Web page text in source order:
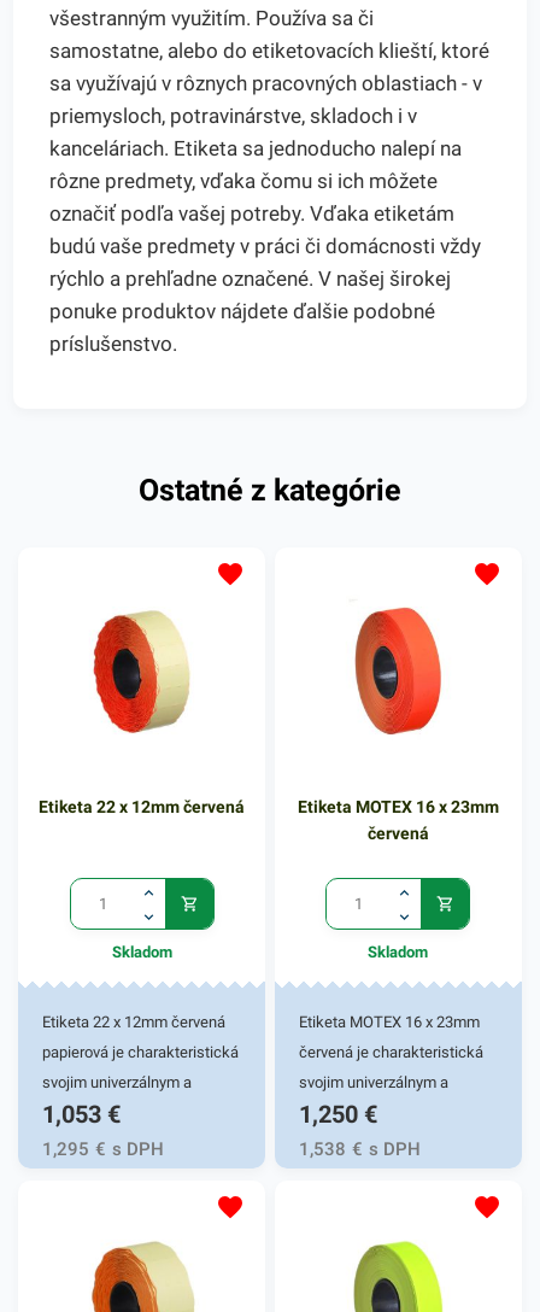
všestranným využitím. Používa sa či
samostatne, alebo do etiketovacích klieští, ktoré
sa využívajú v rôznych pracovných oblastiach - v
priemysloch, potravinárstve, skladoch i v
kanceláriach. Etiketa sa jednoducho nalepí na
rôzne predmety, vďaka čomu si ich môžete
označiť podľa vašej potreby. Vďaka etiketám
budú vaše predmety v práci či domácnosti vždy
rýchlo a prehľadne označené. V našej širokej
ponuke produktov nájdete ďalšie podobné
príslušenstvo.
Ostatné z kategórie
Etiketa 22 x 12mm červená
Skladom
Etiketa 22 x 12mm červená
papierová je charakteristická
svojim univerzálnym a
všestranným využitím.
Používa sa či samostatne,
alebo do etiketovacích
klieští, ktoré sa využívajú v
oblastiach - v priemysloch,
potravinárstve, skladoch i v
1,053 €
1,295 € s DPH
Etiketa MOTEX 16 x 23mm
červená
Skladom
Etiketa MOTEX 16 x 23mm
červená je charakteristická
svojim univerzálnym a
všestranným využitím.
Používa sa či samostatne,
alebo do etiketovacích
klieští, ktoré sa využívajú v
oblastiach - v priemysloch,
potravinárstve, skladoch i v
1,250 €
1,538 € s DPH